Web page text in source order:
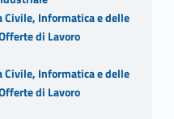
Informatica e delle
di Lavoro
Informatica e delle
di Lavoro